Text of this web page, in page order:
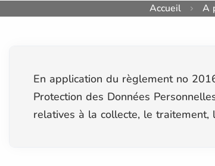
Accueil A
En application du règlement no
Protection des Données
relatives à la collecte, le